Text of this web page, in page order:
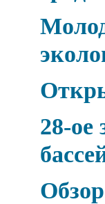
28-ое